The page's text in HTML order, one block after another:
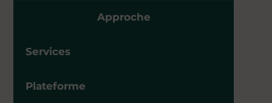
Approche
Services
Plateforme